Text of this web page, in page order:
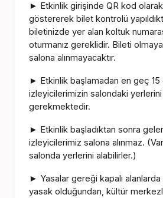
► Etkinlik girişinde QR kod
göstererek bilet kontrolü
biletinizde yer alan koltuk
oturmanız gereklidir. Bileti
salona alınmayacaktır.
► Etkinlik başlamadan en geç
izleyicilerimizin salondaki yerlerini
gerekmektedir.
► Etkinlik başladıktan sonra
izleyicilerimiz salona alınmaz.
salonda yerlerini alabilirler.)
► Yasalar gereği kapalı
yasak olduğundan, kültür